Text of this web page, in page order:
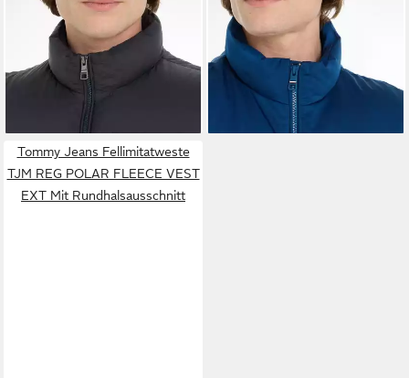
TOMMY HILFIGER
Daunenweste
ab 119,78 € UVP
-60%
TOMMY HILFIGER
Steppweste NEW YORK
GILET
105,26 € UVP 249,90 €
-58%
Tommy Jeans Fellimitatweste
TJM REG POLAR FLEECE VEST
EXT Mit Rundhalsausschnitt